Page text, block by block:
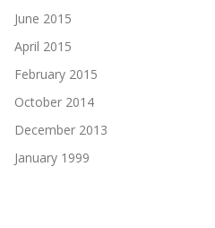
June 2015
April 2015
February 2015
October 2014
December 2013
January 1999